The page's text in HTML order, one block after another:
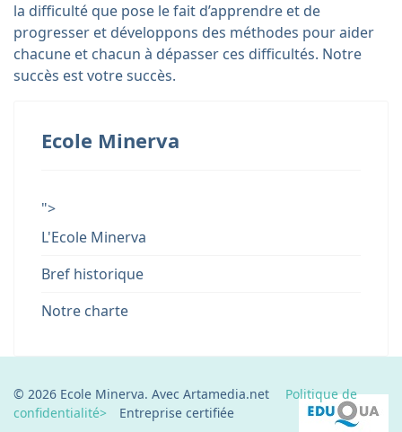
la difficulté que pose le fait d’apprendre et de
progresser et développons des méthodes pour aider
chacune et chacun à dépasser ces difficultés. Notre
succès est votre succès.
Ecole Minerva
">
L'Ecole Minerva
Bref historique
Notre charte
© 2026 Ecole Minerva. Avec Artamedia.net Politique de
confidentialité> Entreprise certifiée